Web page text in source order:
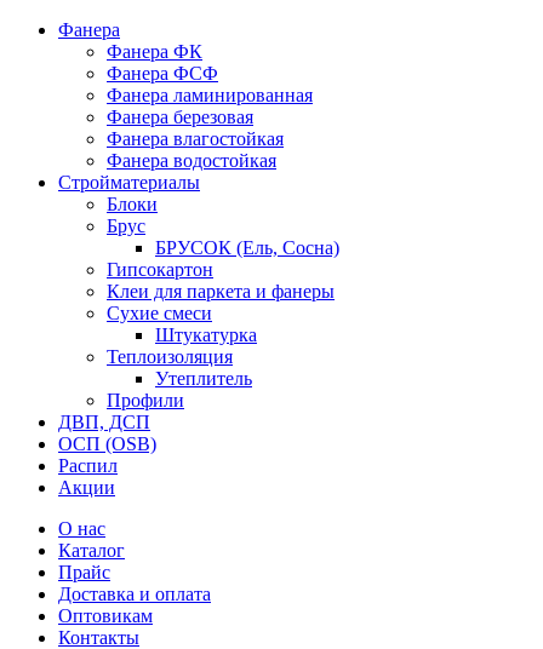
Фанера
Фанера ФК
Фанера ФСФ
Фанера ламинированная
Фанера березовая
Фанера влагостойкая
Фанера водостойкая
Стройматериалы
Блоки
Брус
БРУСОК (Ель, Сосна)
Гипсокартон
Клеи для паркета и фанеры
Сухие смеси
Штукатурка
Теплоизоляция
Утеплитель
Профили
ДВП, ДСП
ОСП (OSB)
Распил
Акции
О нас
Каталог
Прайс
Доставка и оплата
Оптовикам
Контакты